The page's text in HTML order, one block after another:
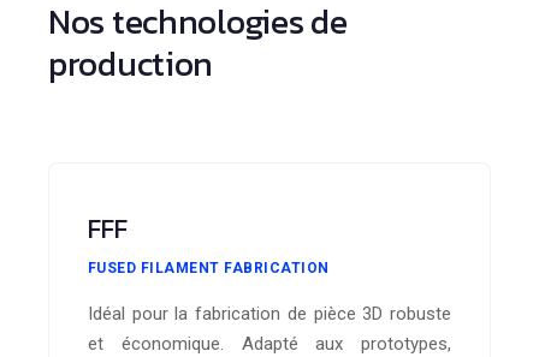
Nos technologies de
production
FFF
FUSED FILAMENT FABRICATION
Idéal pour la fabrication de pièce 3D robuste
et économique. Adapté aux prototypes,